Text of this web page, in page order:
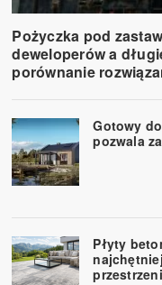
Pożyczka pod
deweloperów a
porównanie
Gotowy
pozwala
Płyty